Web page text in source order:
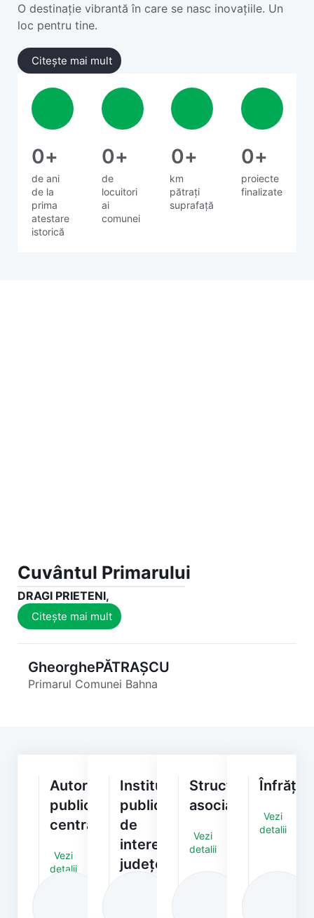
O destinație vibrantă în care se nasc inovațiile. Un
loc pentru tine.
Citește mai mult
de ani
de la
prima
atestare
istorică
0+
de
locuitori
ai
comunei
0+
km
pătrați
suprafață
0+
proiecte
finalizate
0+
Cuvântul Primarului
DRAGI PRIETENI,
Citește mai mult
GheorghePĂTRAȘCU
Primarul Comunei Bahna
Autorități/Instituții
publice
centrale
Vezi
detalii
Instituții
publice
de
interes
județean
Structuri
asociative
Vezi
detalii
Înfrățiri
Vezi
detalii